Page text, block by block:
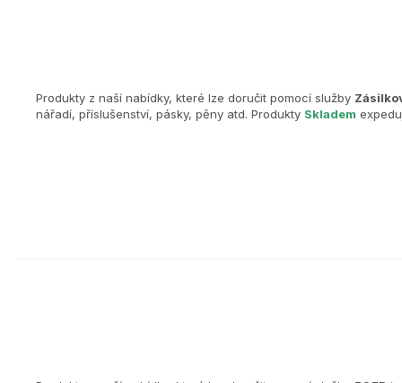
Produkty z naší nabídky, které lze doručit pomocí služby
nářadí, příslušenství, pásky, pěny atd. Produkty Skladem